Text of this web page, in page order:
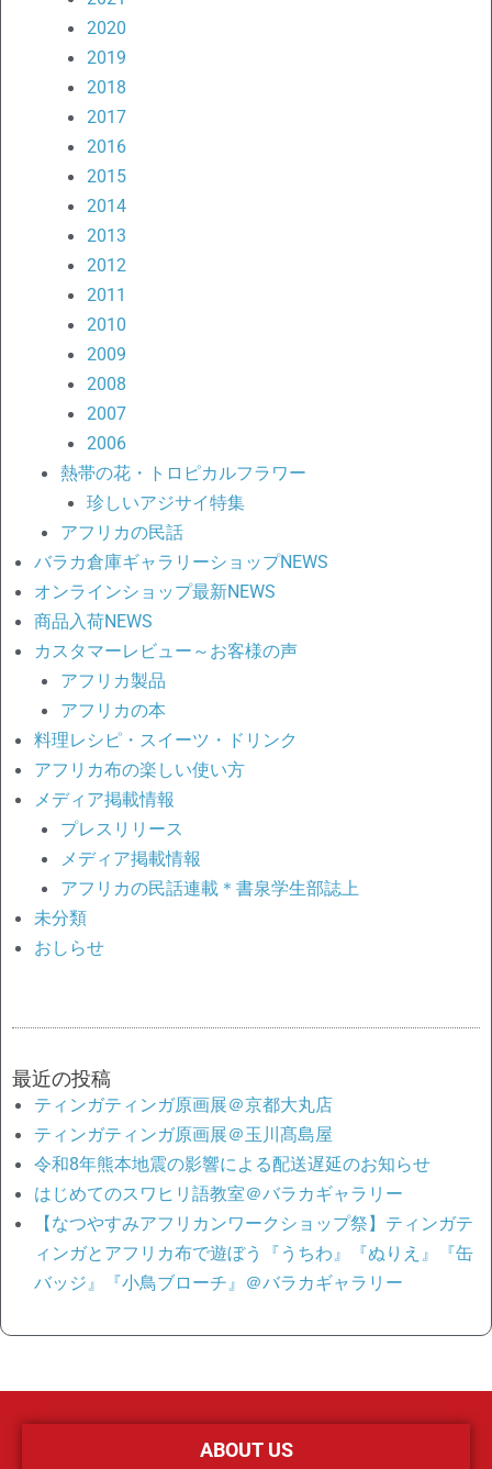
2020
2019
2018
2017
2016
2015
2014
2013
2012
2011
2010
2009
2008
2007
2006
熱帯の花・トロピカルフラワー
珍しいアジサイ特集
アフリカの民話
バラカ倉庫ギャラリーショップNEWS
オンラインショップ最新NEWS
商品入荷NEWS
カスタマーレビュー～お客様の声
アフリカ製品
アフリカの本
料理レシピ・スイーツ・ドリンク
アフリカ布の楽しい使い方
メディア掲載情報
プレスリリース
メディア掲載情報
アフリカの民話連載＊書泉学生部誌上
未分類
おしらせ
最近の投稿
ティンガティンガ原画展＠京都大丸店
ティンガティンガ原画展＠玉川髙島屋
令和8年熊本地震の影響による配送遅延のお知らせ
はじめてのスワヒリ語教室＠バラカギャラリー
【なつやすみアフリカンワークショップ祭】ティンガテ
ィンガとアフリカ布で遊ぼう『うちわ』『ぬりえ』『缶
バッジ』『小鳥ブローチ』＠バラカギャラリー
ABOUT US